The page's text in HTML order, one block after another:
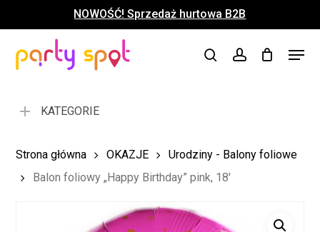
to
content
NOWOŚĆ! Sprzedaż hurtowa B2B
searchaccount
Menu
Koszyk Close
KATEGORIE
Strona główna OKAZJE
Urodziny - Balony foliowe
Balon foliowy „Happy Birthday” pink, 18′
Menu